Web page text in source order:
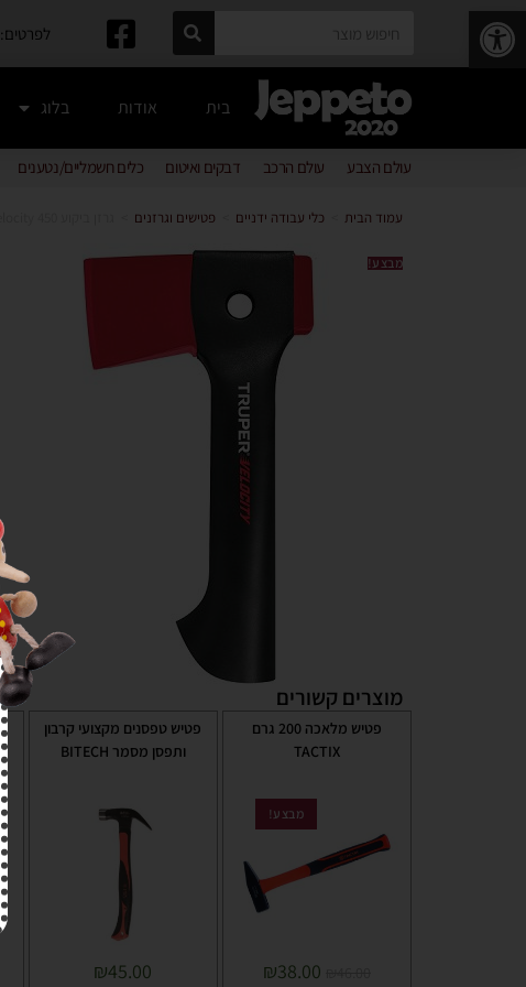
פתח סרגל נגישות לפרטים: 054-700-7038 |
בית אודות בלוג
עולם הצבע עולם הרכב דבקים ואיטום כלים חשמליים/נטענים
עמוד הבית כלי עבודה ידניים פטישים וגרזנים
מבצע!
מוצרים קשורים
פטיש מלאכה 200 גרם
TACTIX
מבצע!
₪38.00
פטיש טפסנים מקצועי קרבון
ותפסן מסמר BITECH
₪45.00